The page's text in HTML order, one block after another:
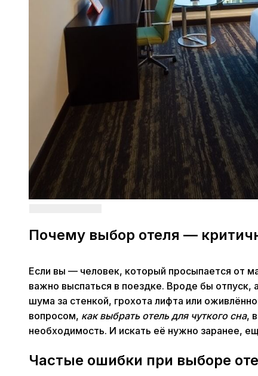
Почему выбор отеля —
Если вы — человек, который просыпается от
важно выспаться в поездке. Вроде бы
шума за стенкой, грохота лифта или
вопросом, как выбрать отель для чуткого сна,
необходимость. И искать её нужно заранее,
Частые ошибки при выборе